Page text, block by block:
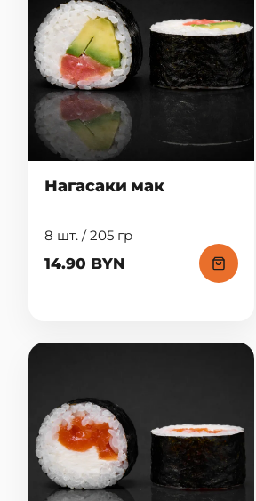
Нагасаки мак
8 шт. / 205 гр
14.90 BYN